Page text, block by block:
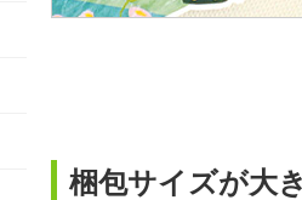
梱包サイズが大